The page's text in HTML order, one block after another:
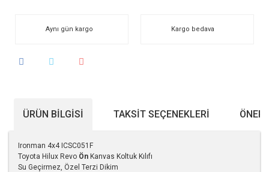
Aynı gün kargo Kargo bedava
ÜRÜN BILGISI TAKSIT SEÇENEKLERI
Ironman 4x4 ICSC051F
Toyota Hilux Revo Ön Kanvas Koltuk Kılıfı
Su Geçirmez, Özel Terzi Dikim